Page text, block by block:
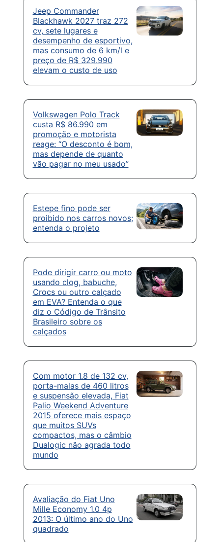
Jeep Commander
Blackhawk 2027 traz 272
cv, sete lugares e
desempenho de esportivo,
mas consumo de 6 km/l e
preço de R$ 329.990
elevam o custo de uso
Volkswagen Polo Track
custa R$ 86.990 em
promoção e motorista
reage: “O desconto é bom,
mas depende de quanto
vão pagar no meu usado”
Estepe fino pode ser
proibido nos carros novos;
entenda o projeto
Pode dirigir carro ou moto
usando clog, babuche,
Crocs ou outro calçado
em EVA? Entenda o que
diz o Código de Trânsito
Brasileiro sobre os
calçados
Com motor 1.8 de 132 cv,
porta-malas de 460 litros
e suspensão elevada, Fiat
Palio Weekend Adventure
2015 oferece mais espaço
que muitos SUVs
compactos, mas o câmbio
Dualogic não agrada todo
mundo
Avaliação do Fiat Uno
Mille Economy 1.0 4p
2013: O último ano do Uno
quadrado